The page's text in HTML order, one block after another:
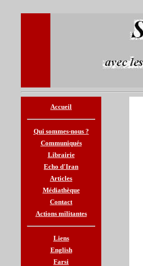
Accueil
Qui sommes-nous ?
Communiqués
Librairie
Echo d'Iran
Articles
Médiathèque
Contact
Actions militantes
Liens
English
Farsi